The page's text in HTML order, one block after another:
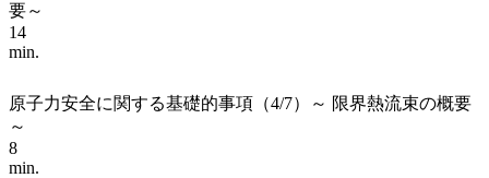
要～
14
min.
原子力安全に関する基礎的事項（4/7）～ 限界熱流束の概要
～
8
min.